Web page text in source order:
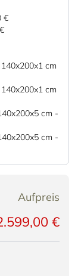
€
cm
cm
cm -
cm -
Aufpreis
€